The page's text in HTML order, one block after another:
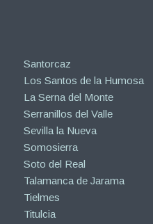
Santorcaz
Los Santos de la Humosa
La Serna del Monte
Serranillos del Valle
Sevilla la Nueva
Somosierra
Soto del Real
Talamanca de Jarama
Tielmes
Titulcia